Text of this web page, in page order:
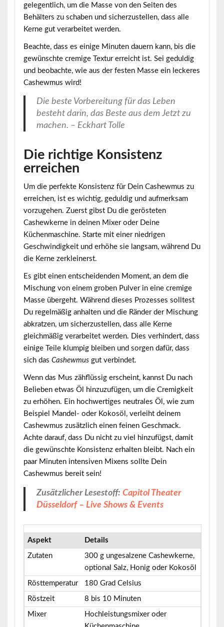
gelegentlich, um die Masse von den Seiten des
Behälters zu schaben und sicherzustellen, dass alle
Kerne gut verarbeitet werden.
Beachte, dass es einige Minuten dauern kann, bis die
gewünschte cremige Textur erreicht ist. Sei geduldig
und beobachte, wie aus der festen Masse ein leckeres
Cashewmus wird!
Die beste Vorbereitung für das Leben
besteht darin, das Beste aus dem Jetzt zu
machen. – Eckhart Tolle
Die richtige Konsistenz
erreichen
Um die perfekte Konsistenz für Dein Cashewmus zu
erreichen, ist es wichtig, geduldig und aufmerksam
vorzugehen. Zuerst gibst Du die gerösteten
Cashewkerne in deinen Mixeroder Deine
Küchenmaschine. Starte mit einer niedrigen
Geschwindigkeit und erhöhe sie langsam, während Du
die Kerne zerkleinerst.
Es gibt einen entscheidenden Moment, an dem die
Mischung von einem groben Pulver in eine cremige
Masse übergeht. Während dieses Prozesses solltest
Du regelmäßig anhalten und die Ränder der Mischung
abkratzen, um sicherzustellen, dass alle Kerne
gleichmäßig verarbeitet werden. Dies verhindert, dass
einige Teile klumpig bleiben und sorgen dafür, dass
sich das Cashewmusgut verbindet.
Wenn das Mus zähflüssig erscheint, kannst Du nach
Belieben etwas Öl
hinzuzufügen, um die Cremigkeit
zu erhöhen. Ein hochwertiges neutrales Öl, wie zum
Beispiel Mandel- oder Kokosöl, verleiht deinem
Cashewmus zusätzlich einen feinen Geschmack.
Achte darauf, dass Du nicht zu viel hinzufügst, damit
die gewünschte Konsistenz erhalten bleibt. Nach ein
paar Minuten intensiven Mixens sollte Dein
Cashewmus bereit sein!
Zusätzlicher Lesestoff:Capitol Theater
Düsseldorf – Live Shows & Events
Aspekt Details
Zutaten
300 g ungesalzene Cashewkerne,
optional Salz, Honig oder Kokosöl
Rösttemperatur 180 Grad Celsius
Röstzeit 8 bis 10 Minuten
Mixer
Hochleistungsmixer oder